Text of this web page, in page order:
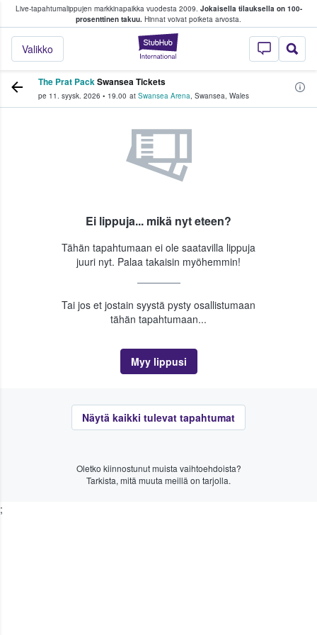
Live-tapahtumalippujen markkinapaikka vuodesta 2009. Jokaisella tilauksella on 100-
prosenttinen takuu. Hinnat voivat poiketa arvosta.
StubHub -
Valikko
fanit ostavat ja myyvät lippuja
The Prat PackSwansea Tickets
pe 11. syysk. 2026 • 19.00 at Swansea Arena, Swansea, Wales
Ei lippuja... mikä nyt eteen?
Tähän tapahtumaan ei ole saatavilla lippuja
juuri nyt. Palaa takaisin myöhemmin!
Tai jos et jostain syystä pysty osallistumaan
tähän tapahtumaan...
Myy lippusi
Näytä kaikki tulevat tapahtumat
Oletko kiinnostunut muista vaihtoehdoista?
Tarkista, mitä muuta meillä on tarjolla.
;